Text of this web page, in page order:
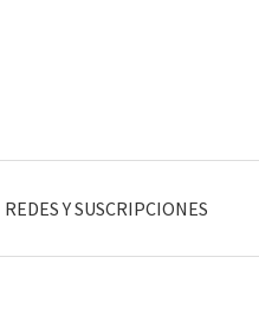
REDES Y SUSCRIPCIONES